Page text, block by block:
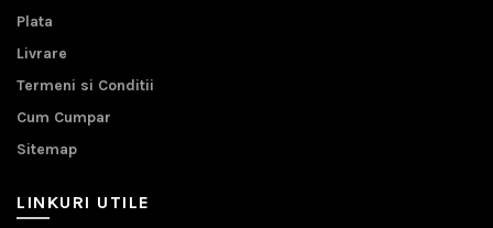
Plata
Livrare
Termeni si Conditii
Cum Cumpar
Sitemap
LINKURI UTILE